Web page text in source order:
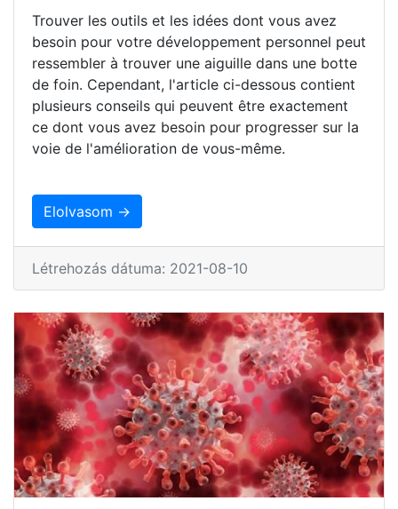
Trouver les outils et les idées dont vous avez
besoin pour votre développement personnel peut
ressembler à trouver une aiguille dans une botte
de foin. Cependant, l'article ci-dessous contient
plusieurs conseils qui peuvent être exactement
ce dont vous avez besoin pour progresser sur la
voie de l'amélioration de vous-même.
Elolvasom →
Létrehozás dátuma: 2021-08-10